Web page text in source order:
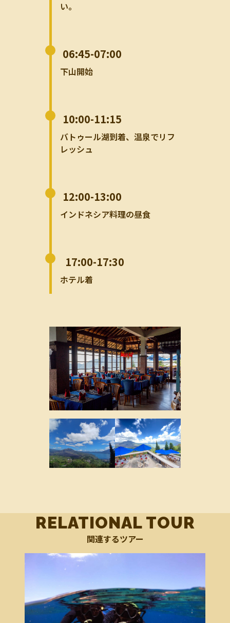
い。
06:45-07:00
下山開始
10:00-11:15
バトゥール湖到着、温泉でリフ
レッシュ
12:00-13:00
インドネシア料理の昼食
17:00-17:30
ホテル着
RELATIONAL TOUR
関連するツアー